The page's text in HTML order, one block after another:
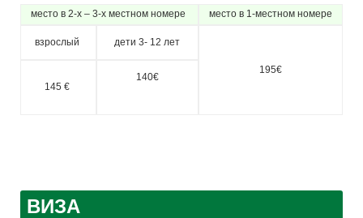
место в 2-х – 3-х местном номере
место в 1-местном номере
взрослый дети 3- 12 лет
195€
145 €
140€
ВИЗА